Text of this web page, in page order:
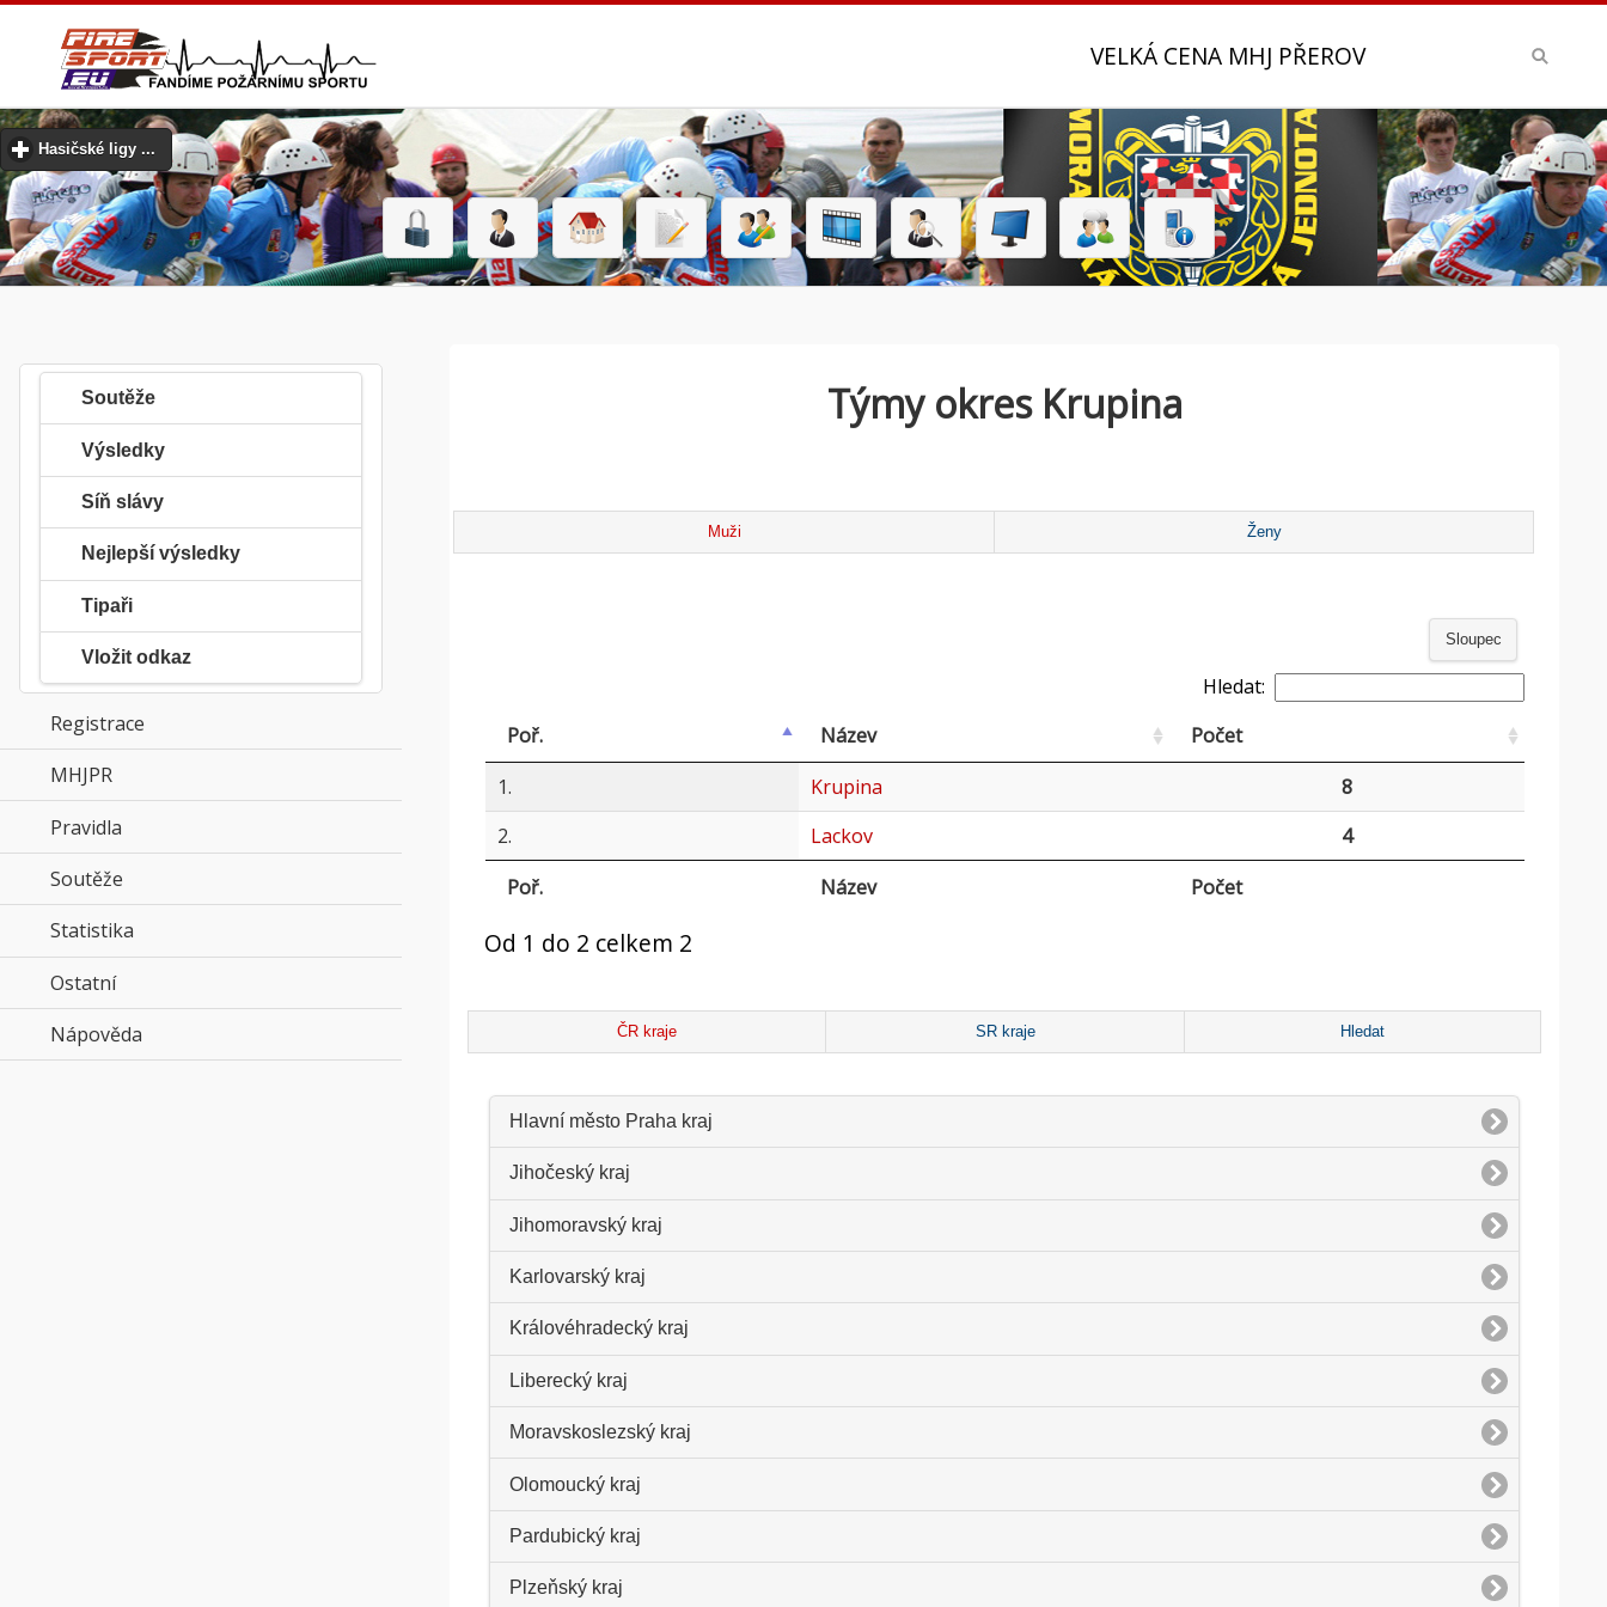
VELKÁ CENA MHJ PŘEROV
Hasičské ligy ... click to expand contents
Týmy okres Krupina
Muži Ženy
Sloupec
Hledat:
Poř.
Název
Počet
1.
Krupina
8
2.
Lackov
4
Poř.
Název Počet
Od 1 do 2 celkem 2
ČR kraje SR kraje Hledat
Hlavní město Praha kraj
Jihočeský kraj
Jihomoravský kraj
Karlovarský kraj
Královéhradecký kraj
Liberecký kraj
Moravskoslezský kraj
Olomoucký kraj
Pardubický kraj
Plzeňský kraj
Soutěže
Výsledky
Síň slávy
Nejlepší výsledky
Tipaři
Vložit odkaz
Registrace
MHJPR
Pravidla
Soutěže
Statistika
Ostatníclick to expand contents
Nápověda